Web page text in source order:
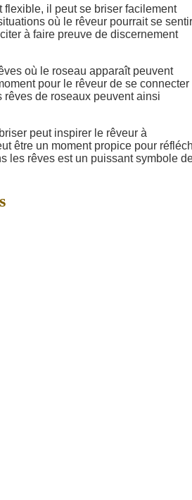
flexible, il peut se briser facilement
où le rêveur pourrait se sentir
à faire preuve de discernement
où le roseau apparaît peuvent
pour le rêveur de se connecter
rêves de roseaux peuvent ainsi
peut inspirer le rêveur à
être un moment propice pour
les rêves est un puissant symbole